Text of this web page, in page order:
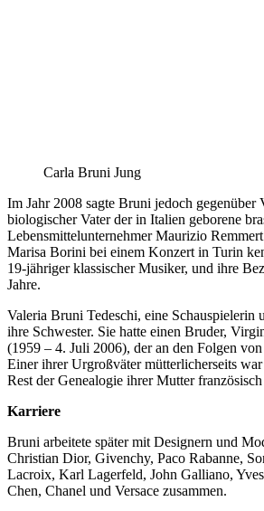
Carla Bruni Jung
Im Jahr 2008 sagte Bruni jedoch gegenüber
biologischer Vater der in Italien geborene
Lebensmittelunternehmer Maurizio
Marisa Borini bei einem Konzert in Turin
19-jähriger klassischer Musiker, und ihre
Jahre.
Valeria Bruni Tedeschi, eine Schauspielerin
ihre Schwester. Sie hatte einen Bruder,
(1959 – 4. Juli 2006), der an den Folgen
Einer ihrer Urgroßväter mütterlicherseits
Rest der Genealogie ihrer Mutter französisch
Karriere
Bruni arbeitete später mit Designern und
Christian Dior, Givenchy, Paco Rabanne,
Lacroix, Karl Lagerfeld, John Galliano,
Chen, Chanel und Versace zusammen.